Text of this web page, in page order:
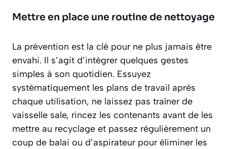
Mettre en place une routine de nettoyage
La prévention est la clé pour ne plus jamais être
envahi. Il s’agit d’intégrer quelques gestes
simples à son quotidien. Essuyez
systématiquement les plans de travail après
chaque utilisation, ne laissez pas traîner de
vaisselle sale, rincez les contenants avant de les
mettre au recyclage et passez régulièrement un
coup de balai ou d’aspirateur pour éliminer les